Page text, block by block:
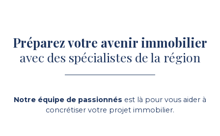
Préparez votre avenir immobilier
avec des spécialistes de la région
Notre équipe de passionnés est là pour vous aider à
concrétiser votre projet immobilier.